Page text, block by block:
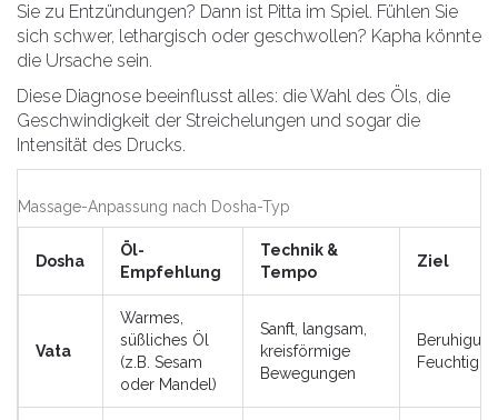
Sie zu Entzündungen? Dann ist Pitta im Spiel. Fühlen Sie
sich schwer, lethargisch oder geschwollen? Kapha könnte
die Ursache sein.
Diese Diagnose beeinflusst alles: die Wahl des Öls, die
Geschwindigkeit der Streichelungen und sogar die
Intensität des Drucks.
Massage-Anpassung nach Dosha-Typ
Dosha
Öl-
Empfehlung
Technik &
Tempo
Ziel
Vata
Warmes,
süßliches Öl
(z.B. Sesam
oder Mandel)
Sanft, langsam,
kreisförmige
Bewegungen